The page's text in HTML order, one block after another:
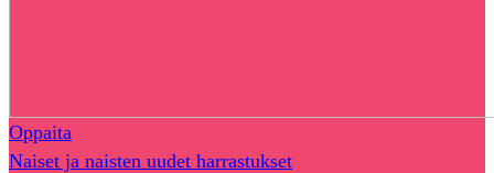
Oppaita
Naiset ja naisten uudet harrastukset